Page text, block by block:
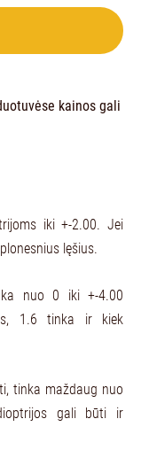
kainos gali
iki +-2.00. Jei
lęšius.
nuo 0 iki +-4.00
1.6 tinka ir kiek
tinka maždaug nuo
gali būti ir